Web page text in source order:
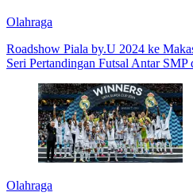
Olahraga
Roadshow Piala by.U 2024 ke
Seri Pertandingan Futsal Antar SMP
Olahraga